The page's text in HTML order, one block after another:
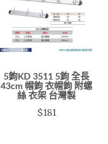
5鉤KD 3511 5鉤 全長
43cm 帽鉤 衣帽鉤 附螺
絲 衣架 台灣製
$181